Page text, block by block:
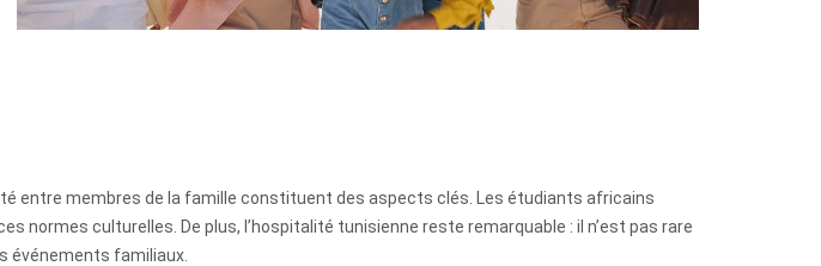
entre membres de la famille constituent des aspects clés. Les étudiants africains
culturelles. De plus, l’hospitalité tunisienne reste remarquable : il n’est pas rare
événements familiaux.